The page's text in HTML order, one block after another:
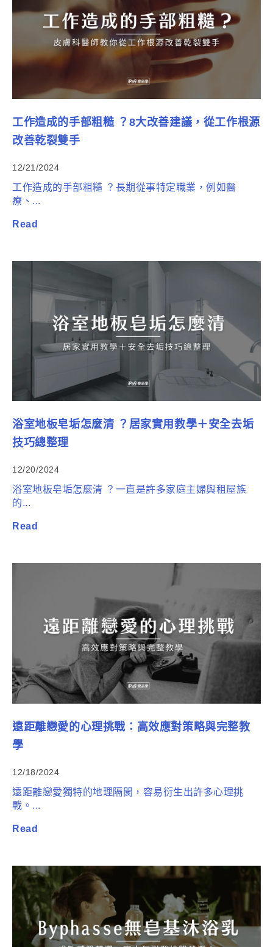
工作造成的手部粗糙 ？8大改善建議，從工作根源
改善乾裂雙手
12/21/2024
工作造成的手部粗糙 ？長期從事特定職業，例如醫
療、...
Read
浴室地板皂垢怎麼清 ？居家實用教學＋安全去垢
技巧總整理
12/20/2024
浴室地板皂垢怎麼清 ？一直是許多家庭主婦與租屋族
的...
Read
遠距離戀愛的心理挑戰：高效應對策略與完整教
學
12/18/2024
遠距離戀愛獨特的地理隔閡，容易衍生出許多心理挑
戰。...
Read